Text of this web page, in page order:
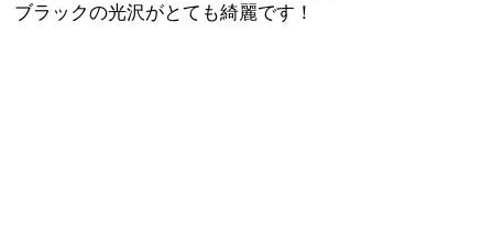
ブラックの光沢がとても綺麗です！